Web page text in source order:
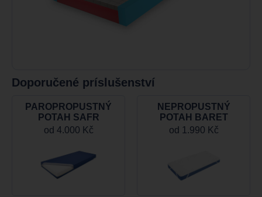
Doporučené príslušenství
PAROPROPUSTNÝ
POTAH SAFR
od 4.000 Kč
NEPROPUSTNÝ
POTAH BARET
od 1.990 Kč